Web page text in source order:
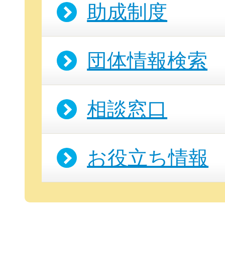
無料新規
助成制度
団体情報検索
相談窓口
お役立ち情報